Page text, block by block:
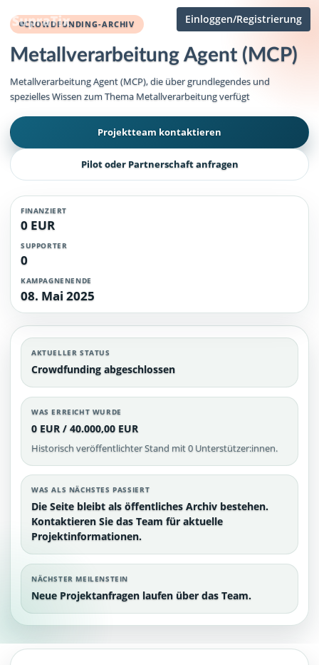
Einloggen/Registrierung
CROWDFUNDING-ARCHIV
Metallverarbeitung Agent (MCP)
Metallverarbeitung Agent (MCP), die über grundlegendes und
spezielles Wissen zum Thema Metallverarbeitung verfügt
Projektteam kontaktieren
Pilot oder Partnerschaft anfragen
FINANZIERT
0 EUR
SUPPORTER
0
KAMPAGNENENDE
08. Mai 2025
AKTUELLER STATUS
Crowdfunding abgeschlossen
WAS ERREICHT WURDE
0 EUR / 40.000,00 EUR
Historisch veröffentlichter Stand mit 0 Unterstützer:innen.
WAS ALS NÄCHSTES PASSIERT
Die Seite bleibt als öffentliches Archiv bestehen.
Kontaktieren Sie das Team für aktuelle
Projektinformationen.
NÄCHSTER MEILENSTEIN
Neue Projektanfragen laufen über das Team.
Metallverarbeitung Agent (MCP)